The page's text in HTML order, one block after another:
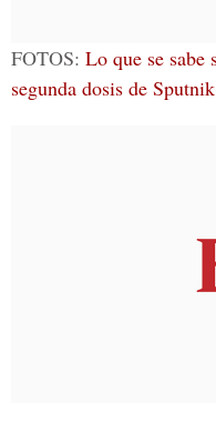
FOTOS: Lo que se sabe
segunda dosis de